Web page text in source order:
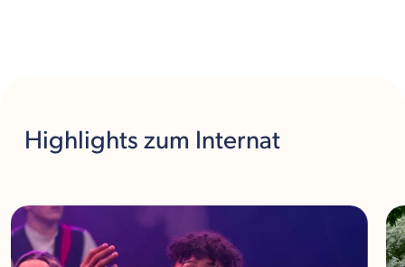
Highlights zum Internat